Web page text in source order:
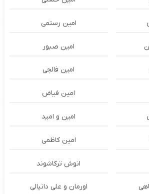
امین رستمی
امین صبور
امین فالجی
امین فیاض
امین و امید
امین کاظمی
انوش ترکاشوند
اورمان و علی دانیالی